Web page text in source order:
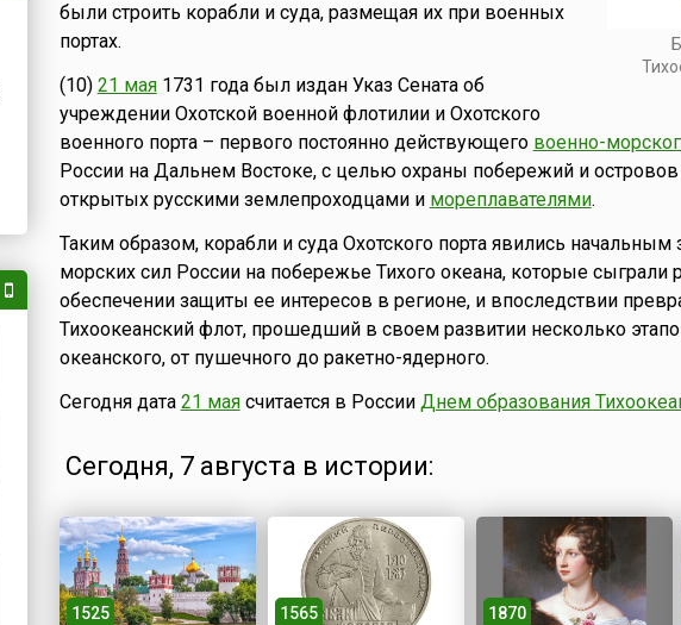
были строить корабли и суда, размещая их при военных
портах.
(10) 21 мая1731 года был издан Указ Сената об
учреждении Охотской военной флотилии и Охотского
военного порта – первого постоянно действующего военно-
России на Дальнем Востоке, с целью охраны побережий и островов
открытых русскими землепроходцами и мореплавателями.
Таким образом, корабли и суда Охотского порта явились
морских сил России на побережье Тихого океана, которые
обеспечении защиты ее интересов в регионе, и впоследствии
Тихоокеанский флот, прошедший в своем развитии несколько
океанского, от пушечного до ракетно-ядерного.
Сегодня дата 21 маясчитается в России Днем образования
Сегодня, 7 августа в истории:
1525 1565 1870